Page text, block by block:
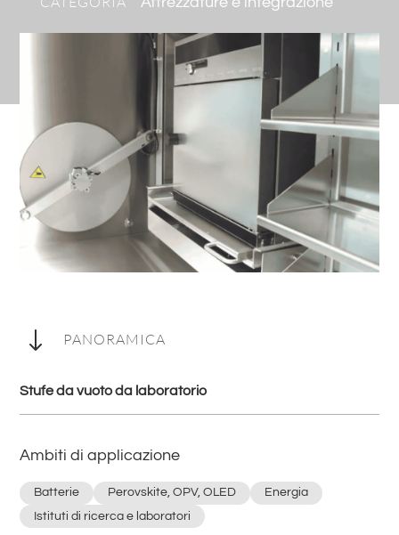
" PANORAMICA
Stufe da vuoto da laboratorio
Ambiti di applicazione
Batterie Perovskite, OPV, OLED
Energia
Istituti di ricerca e laboratori